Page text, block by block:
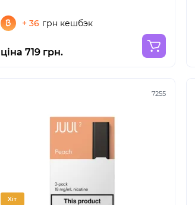
+ 36 грн кешбэк
ціна 719 грн.
7255
Хіт